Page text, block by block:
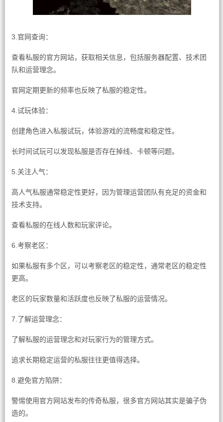
3.官网查询：
查看私服的官方网站，获取相关信息，包括服务器配置、技术团
队和运营理念。
官网定期更新的频率也反映了私服的稳定性。
4.试玩体验：
创建角色进入私服试玩，体验游戏的流畅度和稳定性。
长时间试玩可以发现私服是否存在掉线、卡顿等问题。
5.关注人气：
高人气私服通常稳定性更好，因为管理运营团队有充足的资金和
技术支持。
查看私服的在线人数和玩家评论。
6.考察老区：
如果私服有多个区，可以考察老区的稳定性，通常老区的稳定性
更高。
老区的玩家数量和活跃度也反映了私服的运营情况。
7.了解运营理念：
了解私服的运营理念和对玩家行为的管理方式。
追求长期稳定运营的私服往往更值得选择。
8.避免官方陷阱：
警惕使用官方网站发布的传奇私服，很多官方网站其实是骗子伪
造的。